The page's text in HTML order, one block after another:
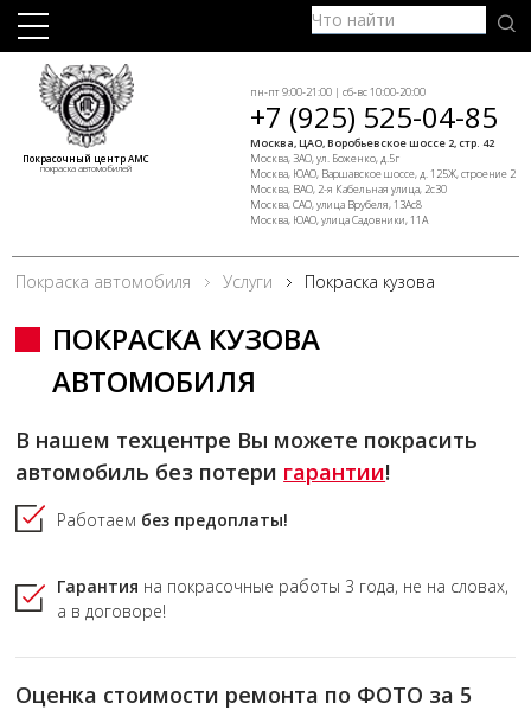
Покрасочный центр АМС
покраска автомобилей
пн-пт 9:00-21:00 | сб-вс 10:00-20:00
+7 (925) 525-04-85
Москва, ЦАО, Воробьевское шоссе 2, стр. 42
Москва, ЗАО, ул. Боженко, д.5г
Москва, ЮАО, Варшавское шоссе, д. 125Ж, строение 2
Москва, ВАО, 2-я Кабельная улица, 2с30
Москва, САО, улица Врубеля, 13Ас8
Москва, ЮАО, улица Садовники, 11А
Покраска автомобиля Услуги Покраска кузова
ПОКРАСКА КУЗОВА
АВТОМОБИЛЯ
В нашем техцентре Вы можете покрасить
автомобиль без потери гарантии!
Работаем без предоплаты!
Гарантия на покрасочные работы 3 года, не на словах,
а в договоре!
Оценка стоимости ремонта по ФОТО за 5